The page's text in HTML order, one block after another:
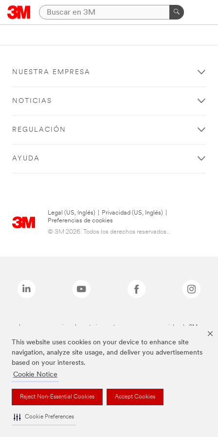
This website uses cookies on your device to enhance site
navigation, analyze site usage, and deliver you advertisements
based on your interests.
Cookie Notice
Reject Non-Essential Cookies Accept Cookies
Cookie Preferences
NUESTRA EMPRESA
NOTICIAS
REGULACIÓN
AYUDA
Legal (US, Inglés) Privacidad (US, Inglés)
Preferencias de cookies
© 3M 2026. Todos los derechos reservados..
Las marcas mencionadas anteriormente son marcas comerciales de 3M.